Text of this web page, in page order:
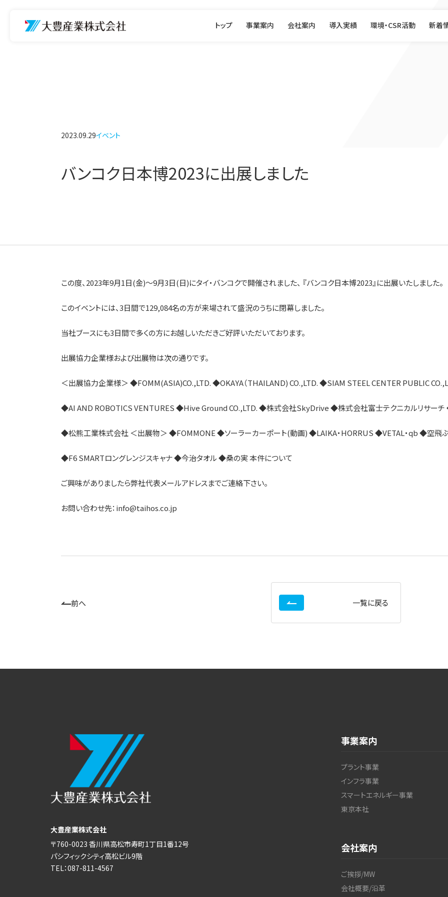
トップ 事業案内 会社案内 導入実績 環境・CSR活動 新着
2023.09.29イベント
バンコク日本博2023に出展しました
この度、2023年9月1日(金)～9月3日(日)にタイ・バンコクで開催されました、 『バンコク日本博2023』に出展いたしました。
このイベントには、3日間で129,084名の方が来場されて盛況のうちに閉幕しました。
当社ブースにも3日間で多くの方にお越しいただきご好評いただいております。
出展協力企業様および出展物は次の通りです。
＜出展協力企業様＞ ◆FOMM(ASIA)CO.,LTD. ◆OKAYA（THAILAND) CO.,LTD. ◆SIAM STEEL CENTER PUBLIC
◆AI AND ROBOTICS VENTURES ◆Hive Ground CO.,LTD. ◆株式会社SkyDrive ◆株式会社富士テクニカルリサー
◆松熊工業株式会社 ＜出展物＞ ◆FOMMONE ◆ソーラーカーポート(動画) ◆LAIKA・HORRUS ◆VETAL・qb ◆空飛
◆F6 SMARTロングレンジスキャナ ◆今治タオル ◆桑の実 本件について
ご興味がありましたら弊社代表メールアドレスまでご連絡下さい。
お問い合わせ先：info@taihos.co.jp
前へ 一覧に戻る
大豊産業株式会社
〒760-0023 香川県高松市寿町1丁目1番12号
パシフィックシティ高松ビル9階
TEL：087-811-4567
事業案内
プラント事業
インフラ事業
スマートエネルギー事業
東京本社
会社案内
ご挨拶/MW
会社概要/沿革